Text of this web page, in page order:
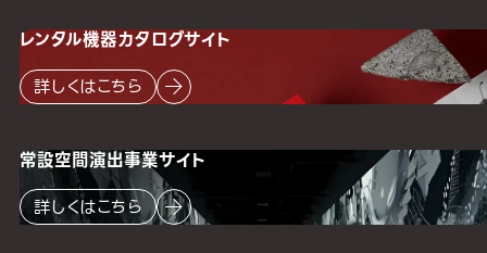
レンタル機器カタログサイト
詳しくはこちら
常設空間演出事業サイト
詳しくはこちら